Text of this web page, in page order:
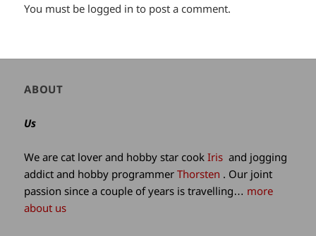
You must be logged in to post a comment.
Author
site
ABOUT
Us
We are cat lover and hobby star cookIris and jogging
addict and hobby programmerThorsten . Our joint
passion since a couple of years is travelling… more
about us